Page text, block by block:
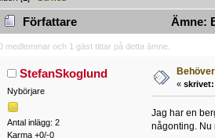
Författare Ämne:
medlemmar och 1 gäst tittar på detta ämne.
StefanSkoglund
Nybörjare
Antal inlägg: 2
Karma +0/-0
« skrivet:
Jag har en
någonting. Nu